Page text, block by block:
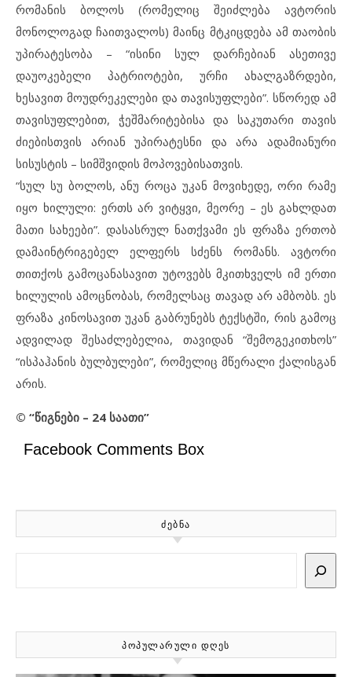
რომანის ბოლოს (რომელიც შეიძლება ავტორის
მონოლოგად ჩაითვალოს) მაინც მტკიცდება ამ თაობის
უპირატესობა – “ისინი სულ დარჩებიან ასეთივე
დაუოკებელი პატრიოტები, ურჩი ახალგაზრდები,
ხესავით მოუდრეკელები და თავისუფლები”. სწორედ ამ
თავისუფლებით, ჭეშმარიტებისა და საკუთარი თავის
ძიებისთვის არიან უპირატესნი და არა ადამიანური
სისუსტის – სიმშვიდის მოპოვებისათვის.
“სულ სუ ბოლოს, ანუ როცა უკან მოვიხედე, ორი რამე
იყო ხილული: ერთს არ ვიტყვი, მეორე – ეს გახლდათ
მათი სახეები”. დასასრულ ნათქვამი ეს ფრაზა ერთობ
დამაინტრიგებელ ელფერს სძენს რომანს. ავტორი
თითქოს გამოცანასავით უტოვებს მკითხველს იმ ერთი
ხილულის ამოცნობას, რომელსაც თავად არ ამბობს. ეს
ფრაზა კინოსავით უკან გაბრუნებს ტექსტში, რის გამოც
ადვილად შესაძლებელია, თავიდან “შემოგეკითხოს”
“ისპაჰანის ბულბულები”, რომელიც მწერალი ქალისგან
არის.
© “წიგნები – 24 საათი”
Facebook Comments Box
ᲫᲔᲑᲜᲐ
ᲞᲝᲞᲣᲚᲐᲠᲣᲚᲘ ᲓᲦᲔᲡ